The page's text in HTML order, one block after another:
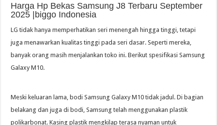
Harga Hp Bekas Samsung J8 Terbaru September
2025 |biggo Indonesia
LG tidak hanya memperhatikan seri menengah hingga tinggi, tetapi
juga menawarkan kualitas tinggi pada seri dasar. Seperti mereka,
banyak orang masih menjalankan toko ini. Berikut spesifikasi Samsung
Galaxy M10.
Meski keluaran lama, bodi Samsung Galaxy M10 tidak jadul. Di bagian
belakang dan juga di bodi, Samsung telah menggunakan plastik
polikarbonat. Kasing plastik mengkilap terasa nyaman untuk